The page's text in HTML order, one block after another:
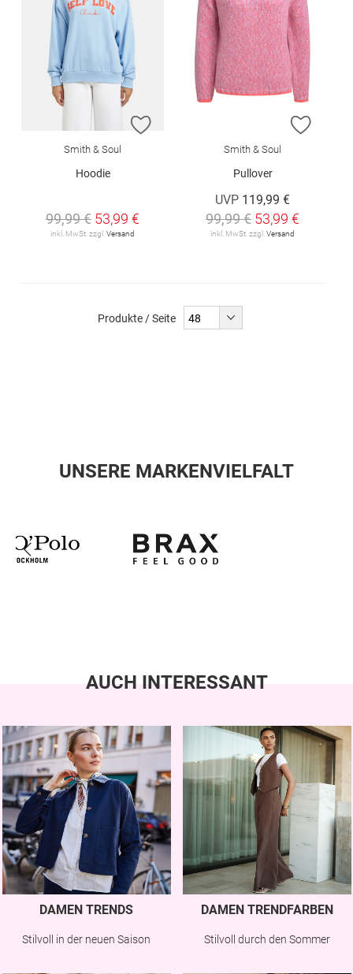
ZUR WUNSCHLISTE HINZUFÜGEN
Smith & Soul
Hoodie
99,99 € 53,99 €
inkl. MwSt. zzgl. Versand
ZUR
Smith & Soul
Pullover
UVP 119,99 €
99,99 € 53,99 €
inkl. MwSt. zzgl. Versand
Produkte / Seite
UNSERE MARKENVIELFALT
AUCH INTERESSANT
DAMEN TRENDS
Stilvoll in der neuen Saison
DAMEN TRENDFARBEN
Stilvoll durch den Sommer